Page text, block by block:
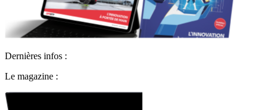
Dernières infos :
Le magazine :